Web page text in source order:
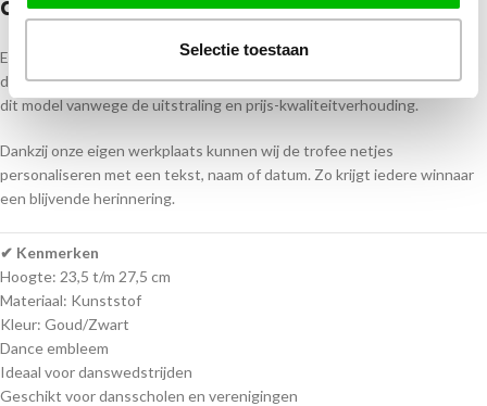
Selectie toestaan
danswedstrijd
Een mooie trofee maakt een danswedstrijd extra bijzonder. Veel
dansscholen en organisaties die eendance trofee kopen,kiezen voor
dit model vanwege de uitstraling en prijs-kwaliteitverhouding.
Dankzij onze eigen werkplaats kunnen wij de trofee netjes
personaliseren met een tekst, naam of datum. Zo krijgt iedere winnaar
een blijvende herinnering.
✔ Kenmerken
Hoogte: 23,5 t/m 27,5 cm
Materiaal: Kunststof
Kleur: Goud/Zwart
Dance embleem
Ideaal voor danswedstrijden
Geschikt voor dansscholen en verenigingen